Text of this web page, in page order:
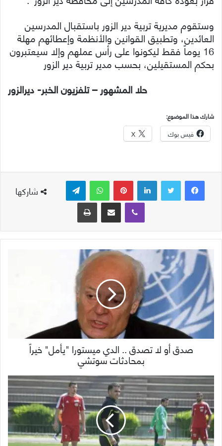
وستقوم مديرية تربية دير الزور باستقبال المدرسين
العائدين، وتطبيق القوانين والأنظمة وإعطائهم مهلة
16 يوماً فقط ليكونوا على رأس عملهم وإلا سيعتبرون
بحكم المستقيلين، بحسب مدير تربية دير الزور
حلا المشهور – تلفزيون الخبر- ديرالزور
شارك هذا الموضوع:
فيس بوك X
شاركها
لينكدإن بينتيريست واتساب
ڤايبر
مشاركة عبر البريد طباعة
صدق أو لا تصدق .. الدي ميستورا "يأمل" خيراً
بمحادثات سوتشي